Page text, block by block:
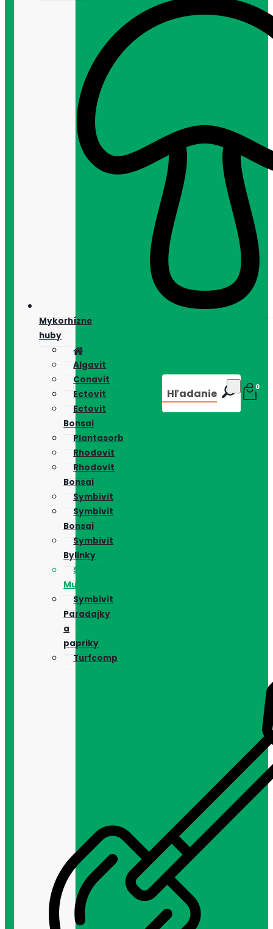
Mykorhízne
huby
Algavit
Conavit
Ectovit
Ectovit
Bonsai
Plantasorb
Rhodovit
Rhodovit
Bonsai
Symbivit
Symbivit
Bonsai
Symbivit
Bylinky
Symbivit
Muškát
Symbivit
Paradajky
a
papriky
Turfcomp
Hľadanie 0